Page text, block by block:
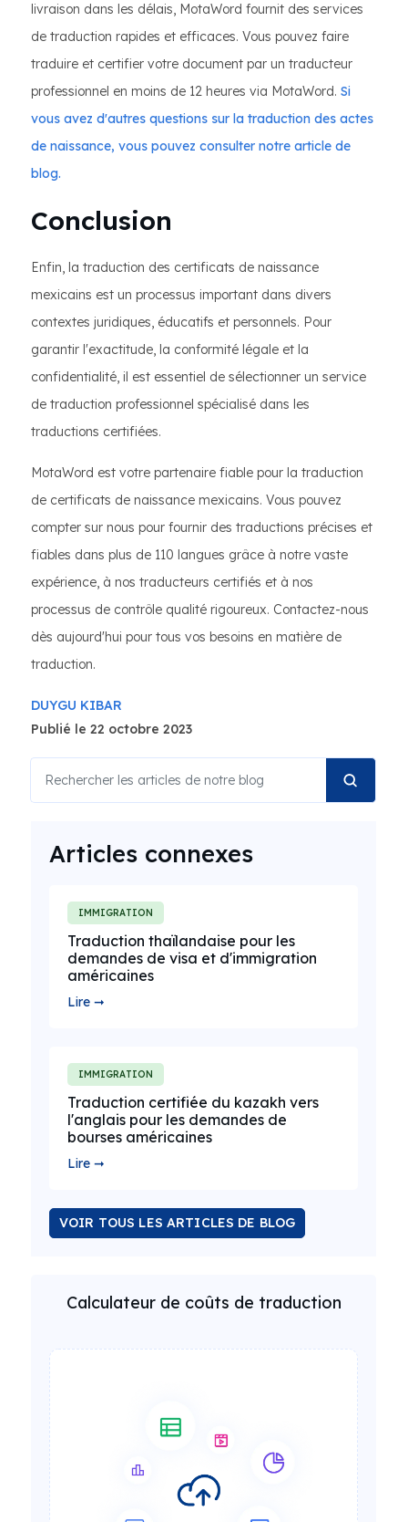
livraison dans les délais, MotaWord fournit des services
de traduction rapides et efficaces. Vous pouvez faire
traduire et certifier votre document par un traducteur
professionnel en moins de 12 heures via MotaWord. Si
vous avez d'autres questions sur la traduction des actes
de naissance, vous pouvez consulter notre article de
blog.
Conclusion
Enfin, la traduction des certificats de naissance
mexicains est un processus important dans divers
contextes juridiques, éducatifs et personnels. Pour
garantir l'exactitude, la conformité légale et la
confidentialité, il est essentiel de sélectionner un service
de traduction professionnel spécialisé dans les
traductions certifiées.
MotaWord est votre partenaire fiable pour la traduction
de certificats de naissance mexicains. Vous pouvez
compter sur nous pour fournir des traductions précises et
fiables dans plus de 110 langues grâce à notre vaste
expérience, à nos traducteurs certifiés et à nos
processus de contrôle qualité rigoureux. Contactez-nous
dès aujourd'hui pour tous vos besoins en matière de
traduction.
DUYGU KIBAR
Publié le 22 octobre 2023
Articles connexes
IMMIGRATION
Traduction thaïlandaise pour les
demandes de visa et d'immigration
américaines
Lire ➞
IMMIGRATION
Traduction certifiée du kazakh vers
l'anglais pour les demandes de
bourses américaines
Lire ➞
VOIR TOUS LES ARTICLES DE BLOG
Calculateur de coûts de traduction